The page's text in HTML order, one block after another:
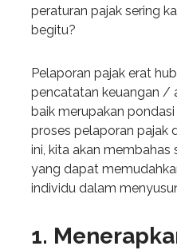
peraturan pajak sering
begitu?
Pelaporan pajak erat
pencatatan keuangan /
baik merupakan
proses pelaporan pajak
ini, kita akan
yang dapat
individu dalam
1.